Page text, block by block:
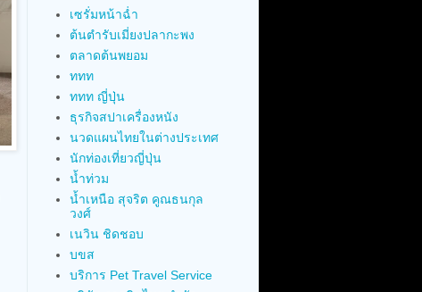
เซรั่มหน้าฉ่ำ
ต้นตำรับเมี่ยงปลากะพง
ตลาดต้นพยอม
ททท
ททท ญี่ปุ่น
ธุรกิจสปาเครื่องหนัง
นวดแผนไทยในต่างประเทศ
นักท่องเที่ยวญี่ปุ่น
น้ำท่วม
น้ำเหนือ สุจริต คูณธนกุล
วงศ์
เนวิน ชิดชอบ
บขส
บริการ Pet Travel Service